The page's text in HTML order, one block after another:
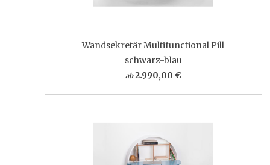
Wandsekretär Multifunctional Pill
schwarz-blau
ab 2.990,00 €